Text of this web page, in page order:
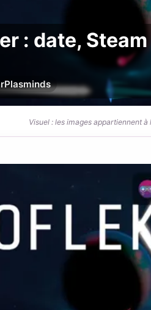
: date,
Plasminds
Visuel : les images appartiennent